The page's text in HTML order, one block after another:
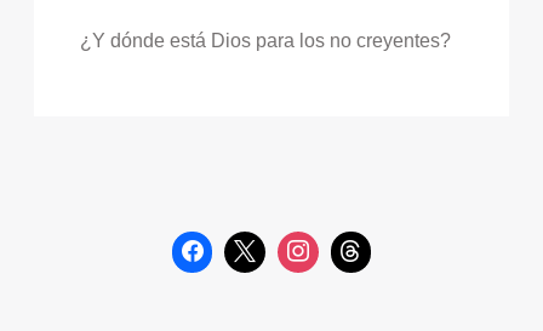
¿Y dónde está Dios para los no creyentes?